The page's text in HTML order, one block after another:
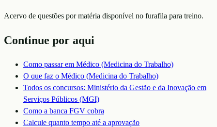
Acervo de questões por matéria disponível no furafila para treino.
Continue por aqui
Como passar em Médico (Medicina do Trabalho)
O que faz o Médico (Medicina do Trabalho)
Todos os concursos: Ministério da Gestão e da Inovação em
Serviços Públicos (MGI)
Como a banca FGV cobra
Calcule quanto tempo até a aprovação